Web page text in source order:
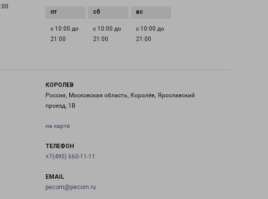
с 10:00 до
21:00
с 10:00 до
21:00
с 10:00 до
21:00
КОРОЛЕВ
Россия, Московская область, Королёв, Ярославский
проезд, 1В
на карте
ТЕЛЕФОН
+7(495) 660-11-11
EMAIL
pecom@pecom.ru